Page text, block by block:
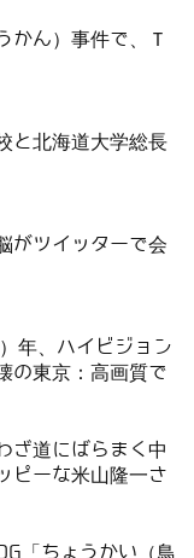
かん）事件で、Ｔ
と北海道大学総長
がツイッターで会
年、ハイビジョン
の東京：高画質で
ざ道にばらまく中
ピーな米山隆一さ
「ちょうかい（鳥